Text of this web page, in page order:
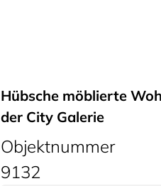
Hübsche möblierte
der City Galerie
Objektnummer
9132